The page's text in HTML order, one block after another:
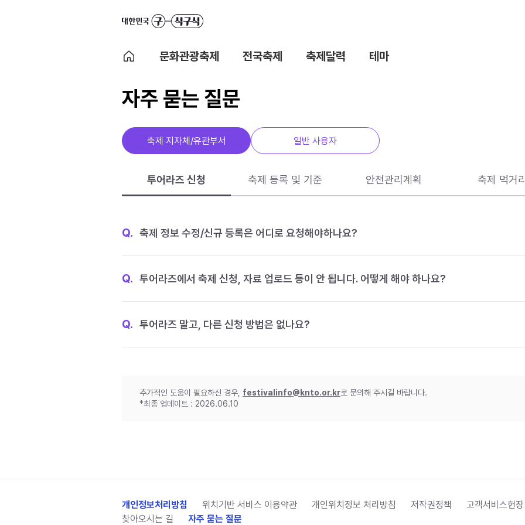
문화관광축제 전국축제 축제달력 테마
자주 묻는 질문
축제 지자체/유관부서 일반 사용자
투어라즈 신청 축제 등록 및 기준 안전관리계획 축제 먹거리
Q. 축제 정보 수정/신규 등록은 어디로 요청해야하나요?
Q. 투어라즈에서 축제 신청, 자료 업로드 등이 안 됩니다. 어떻게 해야 하나요?
Q. 투어라즈 말고, 다른 신청 방법은 없나요?
추가적인 도움이 필요하신 경우, festivalinfo@knto.or.kr로 문의해 주시길 바랍니다.
*최종 업데이트 : 2026.06.10
개인정보처리방침 위치기반 서비스 이용약관 개인위치정보 처리방침 저작권정책 고객서비스헌장
찾아오시는 길
자주 묻는 질문